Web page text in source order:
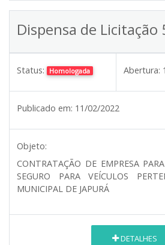
Dispensa de Licitação
Status: Homologada Abertura:
Publicado em: 11/02/2022
Objeto:
CONTRATAÇÃO DE EMPRESA
SEGURO PARA VEÍCULOS
MUNICIPAL DE JAPURÁ
DETALHES